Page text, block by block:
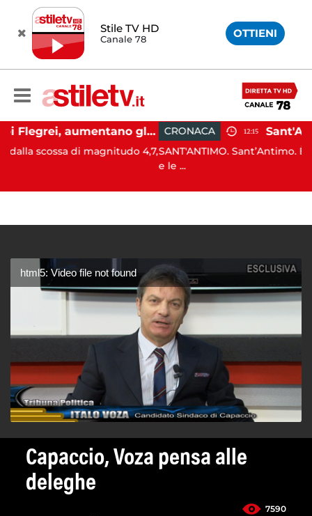
Stile TV HD
Canale 78 OTTIENI
Campi Flegrei, aumentano gli sfollati e infuria lo scontro politico
di magnitudo 4,7,
CRONACA 12:15
SANT'ANTIMO. Sant’Antimo. È da poco
html5: Video file not found
Capaccio, Voza pensa alle
deleghe
7590